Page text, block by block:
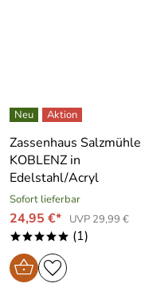
Zassenhaus Salzmühle
KOBLENZ in
Edelstahl/Acryl
Sofort lieferbar
24,95 €* UVP 29,99 €
***** (1)